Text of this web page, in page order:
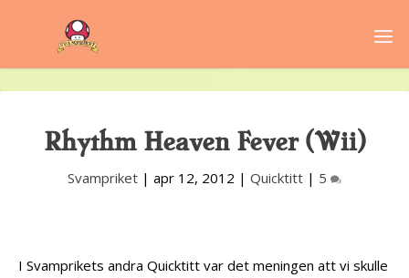
Rhythm Heaven Fever (Wii)
Svampriket | apr 12, 2012 | Quicktitt | 5
I Svamprikets andra Quicktitt var det meningen att vi skulle